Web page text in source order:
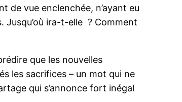
de vue enclenchée, n’ayant eu
Jusqu’où ira-t-elle ? Comment
que les nouvelles
les sacrifices – un mot qui ne
qui s’annonce fort inégal